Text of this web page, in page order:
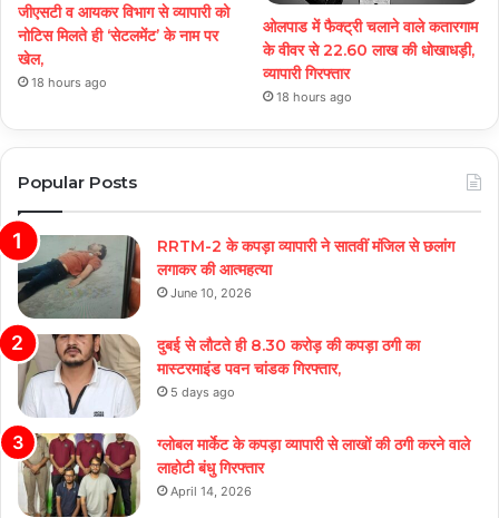
जीएसटी व आयकर विभाग से व्यापारी को
नोटिस मिलते ही ‘सेटलमेंट’ के नाम पर
खेल,
18 hours ago
ओलपाड में फैक्ट्री चलाने वाले कतारगाम
के वीवर से 22.60 लाख की धोखाधड़ी,
व्यापारी गिरफ्तार
18 hours ago
Popular Posts
RRTM-2 के कपड़ा व्यापारी ने सातवीं मंजिल से छलांग
लगाकर की आत्महत्या
June 10, 2026
दुबई से लौटते ही 8.30 करोड़ की कपड़ा ठगी का
मास्टरमाइंड पवन चांडक गिरफ्तार,
5 days ago
ग्लोबल मार्केट के कपड़ा व्यापारी से लाखों की ठगी करने वाले
लाहोटी बंधु गिरफ्तार
April 14, 2026